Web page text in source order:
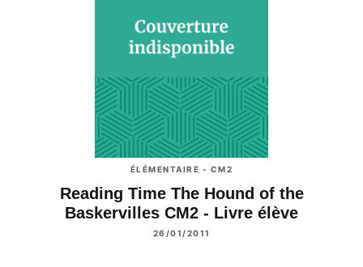
ÉLÉMENTAIRE - CM2
Reading Time The Hound of the
Baskervilles CM2 - Livre élève
26/01/2011